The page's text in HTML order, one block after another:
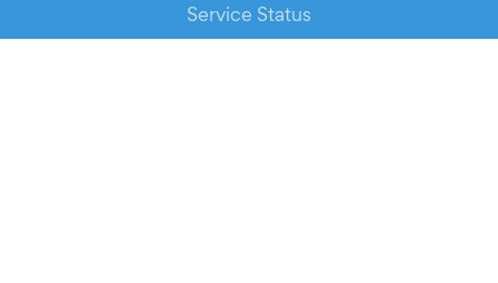
Service Status